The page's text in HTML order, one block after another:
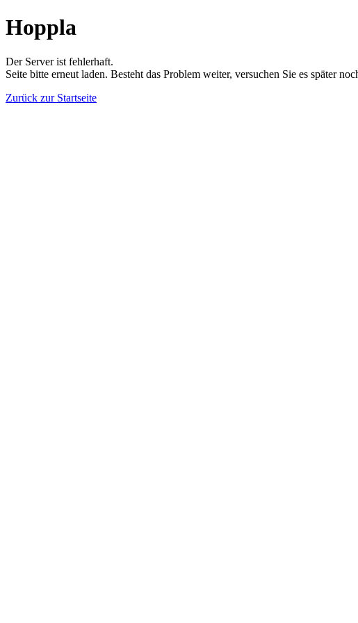
Hoppla
Der Server ist fehlerhaft.
Seite bitte erneut laden. Besteht das Problem weiter, versuchen Sie es später
Zurück zur Startseite